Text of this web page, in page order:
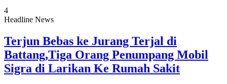
4
Headline News
Terjun Bebas ke Jurang Terjal di
Battang,Tiga Orang Penumpang Mobil
Sigra di Larikan Ke Rumah Sakit